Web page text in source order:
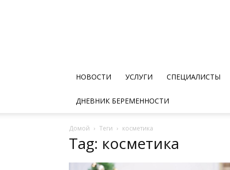
НОВОСТИ УСЛУГИ СПЕЦИАЛИСТЫ
ДНЕВНИК БЕРЕМЕННОСТИ
Домой Теги косметика
Tag: косметика